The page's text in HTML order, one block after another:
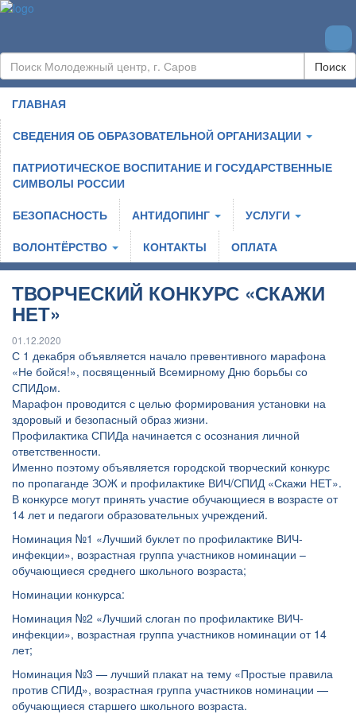
Поиск
ГЛАВНАЯ
СВЕДЕНИЯ ОБ ОБРАЗОВАТЕЛЬНОЙ ОРГАНИЗАЦИИ
ПАТРИОТИЧЕСКОЕ ВОСПИТАНИЕ И ГОСУДАРСТВЕННЫЕ
СИМВОЛЫ РОССИИ
БЕЗОПАСНОСТЬ
АНТИДОПИНГ
УСЛУГИ
ВОЛОНТЁРСТВО
КОНТАКТЫ ОПЛАТА
ТВОРЧЕСКИЙ КОНКУРС «СКАЖИ
НЕТ»
01.12.2020
С 1 декабря объявляется начало превентивного марафона
«Не бойся!», посвященный Всемирному Дню борьбы со
СПИДом.
Марафон проводится с целью формирования установки на
здоровый и безопасный образ жизни.
Профилактика СПИДа начинается с осознания личной
ответственности.
Именно поэтому объявляется городской творческий конкурс
по пропаганде ЗОЖ и профилактике ВИЧ/СПИД «Скажи НЕТ».
В конкурсе могут принять участие обучающиеся в возрасте от
14 лет и педагоги образовательных учреждений.
Номинация №1 «Лучший буклет по профилактике ВИЧ-
инфекции», возрастная группа участников номинации –
обучающиеся среднего школьного возраста;
Номинации конкурса:
Номинация №2 «Лучший слоган по профилактике ВИЧ-
инфекции», возрастная группа участников номинации от 14
лет;
Номинация №3 — лучший плакат на тему «Простые правила
против СПИД», возрастная группа участников номинации —
обучающиеся старшего школьного возраста.